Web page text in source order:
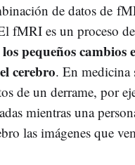
de datos de
fMRI es un proceso
pequeños
cerebro. En medicina
de un derrame, por
mientras una
las imágenes que